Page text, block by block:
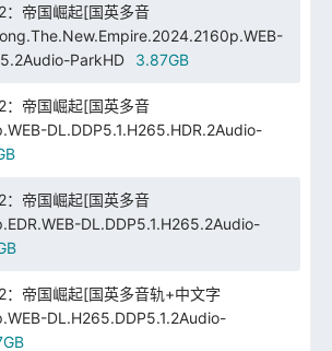
：帝国崛起[国英多音
ParkHD
3.87GB
：帝国崛起[国英多音
DL.DDP5.1.H265.HDR.2Audio-
：帝国崛起[国英多音
DL.DDP5.1.H265.2Audio-
：帝国崛起[国英多音轨+中文字
DL.H265.DDP5.1.2Audio-